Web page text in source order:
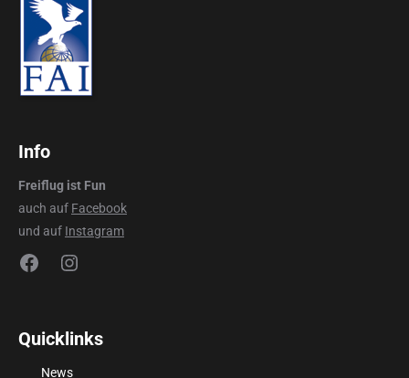
Info
Freiflug ist Fun
auch auf Facebook
und auf Instagram
FacebookInstagram
Quicklinks
News